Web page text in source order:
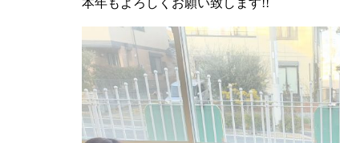
本年もよろしくお願い致します!!